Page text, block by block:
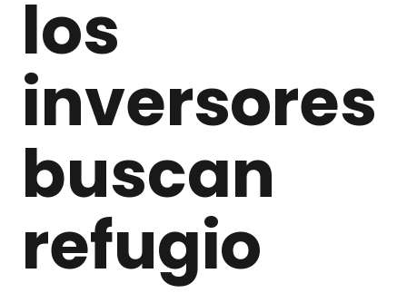
los
inversores
buscan
refugio